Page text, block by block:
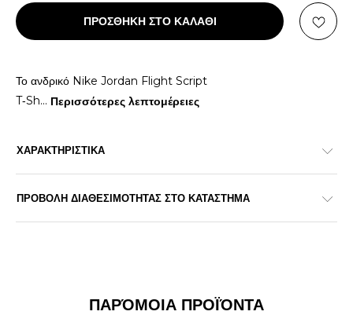
ΠΡΟΣΘΗΚΗ ΣΤΟ ΚΑΛΑΘΙ
Το ανδρικό Nike Jordan Flight Script
T‑Sh... Περισσότερες λεπτομέρειες
ΧΑΡΑΚΤΗΡΙΣΤΙΚΑ
ΠΡΟΒΟΛΗ ΔΙΑΘΕΣΙΜΟΤΗΤΑΣ ΣΤΟ ΚΑΤΑΣΤΗΜΑ
ΠΑΡΌΜΟΙΑ ΠΡΟΪΌΝΤΑ